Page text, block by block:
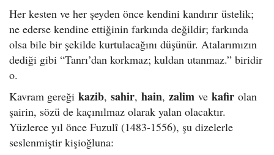
Her kesten ve her şeyden önce kendini kandırır üstelik;
ne ederse kendine ettiğinin farkında değildir; farkında
olsa bile bir şekilde kurtulacağını düşünür. Atalarımızın
dediği gibi “Tanrı’dan korkmaz; kuldan utanmaz.” biridir
o.
Kavram gereği kazib, sahir, hain, zalim ve kafir olan
şairin, sözü de kaçınılmaz olarak yalan olacaktır.
Yüzlerce yıl önce Fuzulî (1483-1556), şu dizelerle
seslenmiştir kişioğluna: